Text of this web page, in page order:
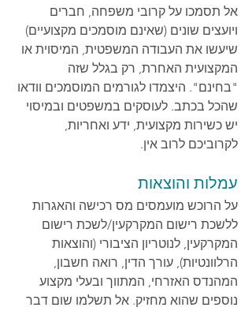
אל תסמכו על קרובי משפחה, חברים
ויועצים שונים (שאינם מוסמכים מקצועיים)
שיעשו את העבודה המשפטית, המיסוית או
המקצועית האחרת, רק בגלל שזה
"בחינם". היצמדו לגורמים המוסמכים וודאו
שהכל בכתב. לעוסקים במשפטים ובמיסוי
יש כשירות מקצועית, ידע ואחריות,
לקרוביכם לרוב אין.
עמלות והוצאות
על הרוכש מועמסים מס רכישה והאגרות
ללשכת רישום המקרקעין/לשכת רישום
המקרקעין, לנוטריון הציבורי (והוצאות
הרלוונטיות), עורך הדין, רואה חשבון,
המהנדס האזרחי, המתווך ובעלי מקצוע
נוספים שהוא מחזיק. אל תשלמו שום דבר